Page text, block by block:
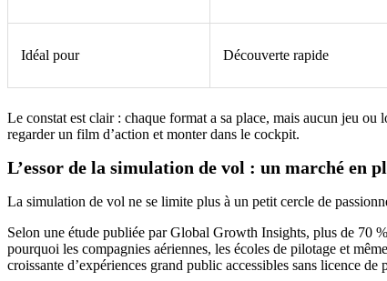
Idéal pour Découverte rapide
Le constat est clair : chaque format a sa place, mais aucun jeu ou
regarder un film d’action et monter dans le cockpit.
L’essor de la simulation de vol : un marché en
La simulation de vol ne se limite plus à un petit cercle de
Selon une étude publiée par Global Growth Insights, plus de 70
pourquoi les compagnies aériennes, les écoles de pilotage et
croissante d’expériences grand public accessibles sans licence de